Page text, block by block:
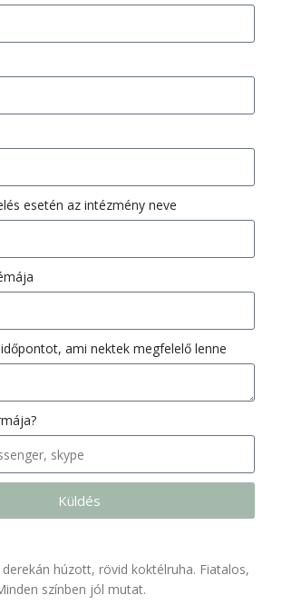
esetén az intézmény neve
ami nektek megfelelő lenne
Küldés
húzott, rövid koktélruha. Fiatalos,
színben jól mutat.